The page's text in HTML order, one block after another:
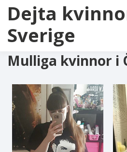
Dejta
Sverige
Mulliga kvinnor i